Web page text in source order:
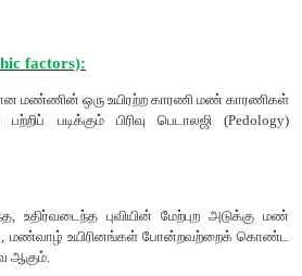
ஒரு முக்கியக் காரணியாகும்.
கடல்களில் நீர் அலைகளை
ஏற்படுத்துகிறது மற்றும்